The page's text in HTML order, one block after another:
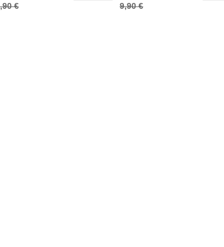
€ 9,90 €